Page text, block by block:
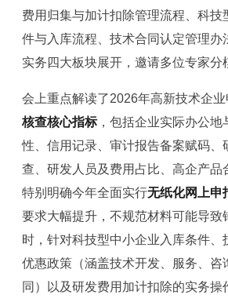
费用归集与加计扣除管理流程、科技
件与入库流程、技术合同认定管理办
实务四大板块展开，邀请多位专家分
会上重点解读了2026年高新技术企业
核查核心指标，包括企业实际办公地
性、信用记录、审计报告备案赋码、
查、研发人员及费用占比、高企产品
特别明确今年全面实行无纸化网上申
要求大幅提升，不规范材料可能导致
时，针对科技型中小企业入库条件、
优惠政策（涵盖技术开发、服务、咨
同）以及研发费用加计扣除的实务操